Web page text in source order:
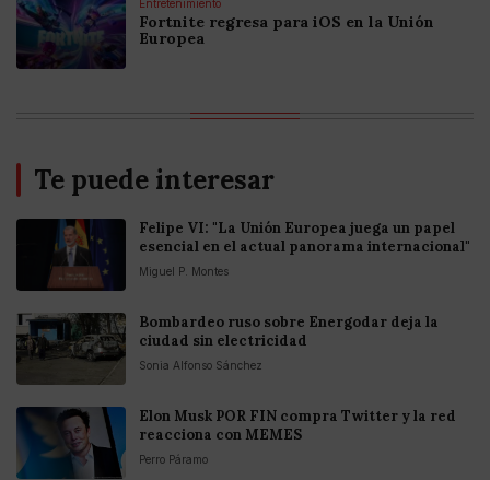
Entretenimiento
Fortnite regresa para iOS en la Unión
Europea
Te puede interesar
Felipe VI: "La Unión Europea juega un papel
esencial en el actual panorama internacional"
Miguel P. Montes
Bombardeo ruso sobre Energodar deja la
ciudad sin electricidad
Sonia Alfonso Sánchez
Elon Musk POR FIN compra Twitter y la red
reacciona con MEMES
Perro Páramo